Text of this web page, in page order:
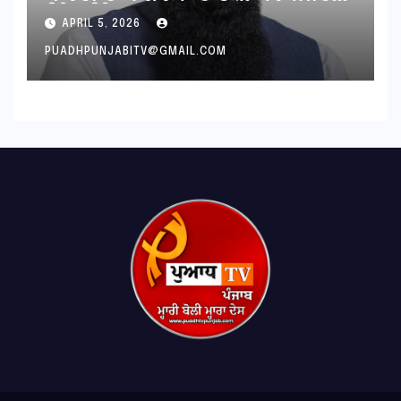
ਸਿੰਘ ਝਿੰਜਰ
APRIL 5, 2026
PUADHPUNJABITV@GMAIL.COM